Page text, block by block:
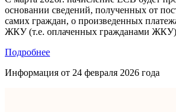
основании сведений, полученных от
самих граждан, о произведенных
ЖКУ (т.е. оплаченных гражданами
Подробнее
Информация от 24 февраля 2026 года